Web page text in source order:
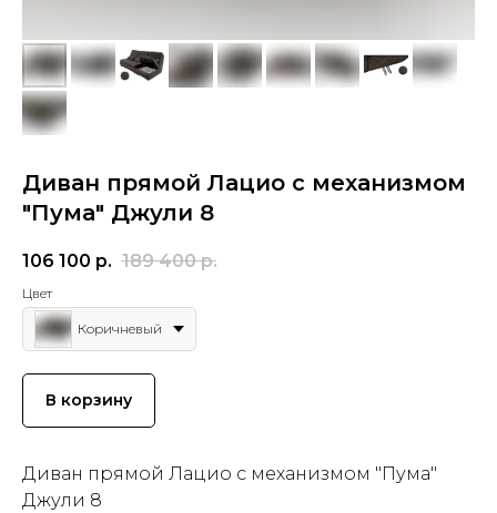
Диван прямой Лацио с механизмом
"Пума" Джули 8
106 100 р. 189 400 р.
Цвет
Коричневый
В корзину
Диван прямой Лацио с механизмом "Пума"
Джули 8